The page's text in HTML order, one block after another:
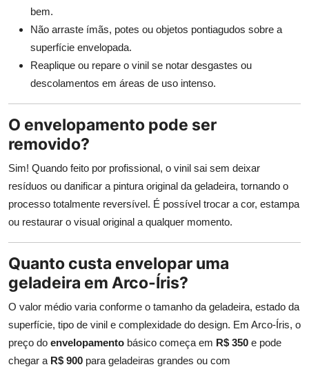
bem.
Não arraste ímãs, potes ou objetos pontiagudos sobre a
superfície envelopada.
Reaplique ou repare o vinil se notar desgastes ou
descolamentos em áreas de uso intenso.
O envelopamento pode ser
removido?
Sim! Quando feito por profissional, o vinil sai sem deixar
resíduos ou danificar a pintura original da geladeira, tornando o
processo totalmente reversível. É possível trocar a cor, estampa
ou restaurar o visual original a qualquer momento.
Quanto custa envelopar uma
geladeira em Arco-Íris?
O valor médio varia conforme o tamanho da geladeira, estado da
superfície, tipo de vinil e complexidade do design. Em Arco-Íris, o
preço do envelopamento básico começa em R$ 350 e pode
chegar a R$ 900 para geladeiras grandes ou com